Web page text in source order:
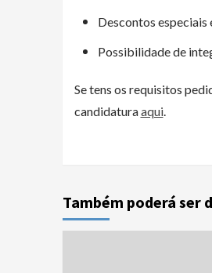
Descontos
Possibilidade de
Se tens os requisitos
candidaturaaqui.
Também poderá ser